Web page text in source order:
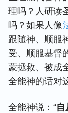
理吗？人研读
吗？如果人像
跟随神、顺服
受、顺服基督
蒙拯救、被成
全能神的话对
全能神说：“